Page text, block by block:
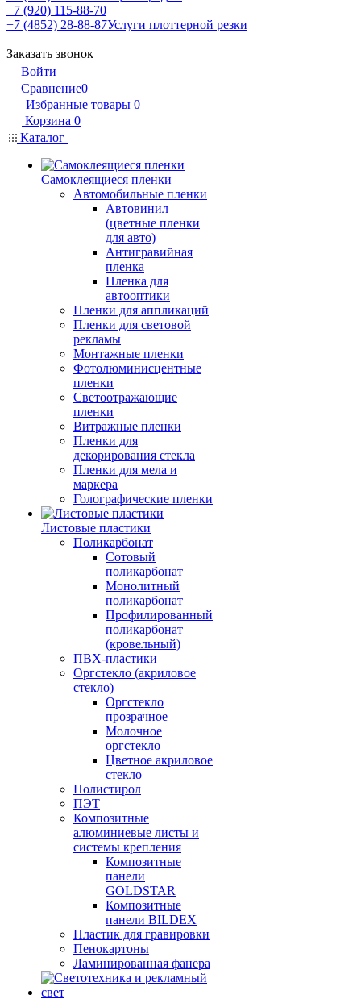
+7 (920) 115-88-70
+7 (4852) 28-88-87Услуги плоттерной резки
Заказать звонок
Войти
Сравнение0
Избранные товары 0
Корзина 0
Каталог
Самоклеящиеся пленки
Автомобильные пленки
Автовинил
(цветные пленки
для авто)
Антигравийная
пленка
Пленка для
автооптики
Пленки для аппликаций
Пленки для световой
рекламы
Монтажные пленки
Фотолюминисцентные
пленки
Светоотражающие
пленки
Витражные пленки
Пленки для
декорирования стекла
Пленки для мела и
маркера
Голографические пленки
Листовые пластики
Поликарбонат
Сотовый
поликарбонат
Монолитный
поликарбонат
Профилированный
поликарбонат
(кровельный)
ПВХ-пластики
Оргстекло (акриловое
стекло)
Оргстекло
прозрачное
Молочное
оргстекло
Цветное акриловое
стекло
Полистирол
ПЭТ
Композитные
алюминиевые листы и
системы крепления
Композитные
панели
GOLDSTAR
Композитные
панели BILDEX
Пластик для гравировки
Пенокартоны
Ламинированная фанера